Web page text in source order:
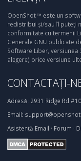
OpenShot ™ este un
redistribui și/sau îl puteți
conformitate cu termenii
Generale GNU publicate
Software Liber, versiunea
alegere) orice versiune
CONTACTAȚI-
Adresă: 2931 Ridge Rd
Email:
Asistență Email · Forum ·